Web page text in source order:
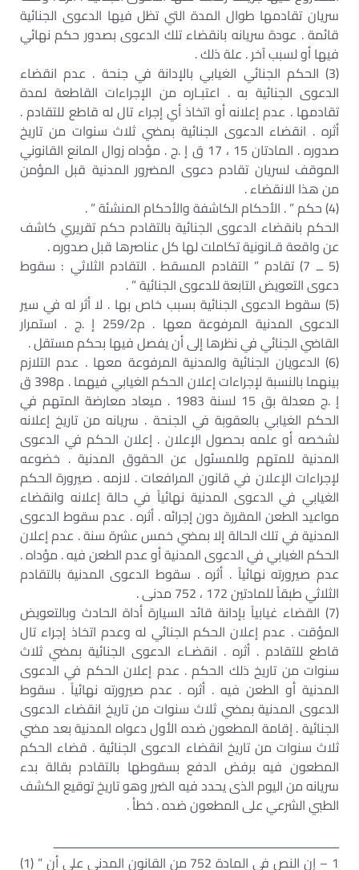
سريان تقادمها طوال المدة التي تظل فيها الدعوى الجنائية
قائمة . عودة سريانه بانقضاء تلك الدعوى بصدور حكم نهائي
فيها أو لسبب آخر . علة ذلك .
(3) الحكم الجنائي الغيابي بالإدانة في جنحة . عدم انقضاء
الدعوى الجنائية به . اعتبـاره من الإجراءات القاطعة لمدة
تقادمها . عدم إعلانه أو اتخاذ أي إجراء تال له قاطع للتقادم .
أثره . انقضاء الدعوى الجنائية بمضي ثلاث سنوات من تاريخ
صدوره . المادتان 15 ، 17 ق إ .ج . مؤداه زوال المانع القانوني
الموقف لسريان تقادم دعوى المضرور المدنية قبل المؤمن
من هذا الانقضاء .
(4) حكم ” . الأحكام الكاشفة والأحكام المنشئة ” .
الحكم بانقضاء الدعوى الجنائية بالتقادم حكم تقريري كاشف
عن واقعة قـانونية تكاملت لها كل عناصرها قبل صدوره .
(5 ــ 7) تقادم ” التقادم المسقط . التقادم الثلاثي : سقوط
دعوى التعويض التابعة للدعوى الجنائية ” .
(5) سقوط الدعوى الجنائية بسبب خاص بها . لا أثر له في سير
الدعوى المدنية المرفوعة معها . م259/2 إ .ج . استمرار
القاضي الجنائي في نظرها إلى أن يفصل فيها بحكم مستقل .
(6) الدعويان الجنائية والمدنية المرفوعة معها . عدم التلازم
بينهما بالنسبة لإجراءات إعلان الحكم الغيابي فيهما . م398 ق
إ .ج معدلة بق 15 لسنة 1983 . ميعاد معارضة المتهم في
الحكم الغيابي بالعقوبة في الجنحة . سريانه من تاريخ إعلانه
لشخصه أو علمه بحصول الإعلان . إعلان الحكم في الدعوى
المدنية للمتهم وللمسئول عن الحقوق المدنية . خضوعه
لإجراءات الإعلان في قانون المرافعات . لازمه . صيرورة الحكم
الغيابي في الدعوى المدنية نهائياً في حالة إعلانه وانقضاء
مواعيد الطعن المقررة دون إجرائه . أثره . عدم سقوط الدعوى
المدنية في تلك الحالة إلا بمضي خمس عشرة سنة . عدم إعلان
الحكم الغيابي في الدعوى المدنية أو عدم الطعن فيه . مؤداه .
عدم صيرورته نهائياً . أثره . سقوط الدعوى المدنية بالتقادم
الثلاثي طبقاً للمادتين 172 ، 752 مدنى .
(7) القضاء غيابياً بإدانة قائد السيارة أداة الحادث وبالتعويض
المؤقت . عدم إعلان الحكم الجنائي له وعدم اتخاذ إجراء تال
قاطع للتقادم . أثره . انقضـاء الدعوى الجنائية بمضي ثلاث
سنوات من تاريخ ذلك الحكم . عدم إعلان الحكم في الدعوى
المدنية أو الطعن فيه . أثره . عدم صيرورته نهائياً . سقوط
الدعوى المدنية بمضي ثلاث سنوات من تاريخ انقضاء الدعوى
الجنائية . إقامة المطعون ضده الأول دعواه المدنية بعد مضي
ثلاث سنوات من تاريخ انقضاء الدعوى الجنائية . قضاء الحكم
المطعون فيه برفض الدفع بسقوطها بالتقادم بقالة بدء
سريانه من اليوم الذى يحدد فيه الضرر وهو تاريخ توقيع الكشف
الطبي الشرعي على المطعون ضده . خطأ .
ـــــــــــــــــــــــــــــــــــــــــــــــــــــــــــــــــــــــــــــــــــــــــ
1 – إن النص في المادة 752 من القانون المدني على أن ” (1)